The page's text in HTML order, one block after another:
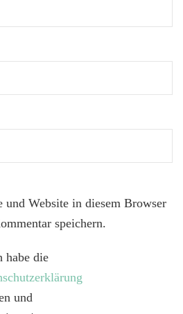
Website in diesem Browser
speichern.
habe die
und